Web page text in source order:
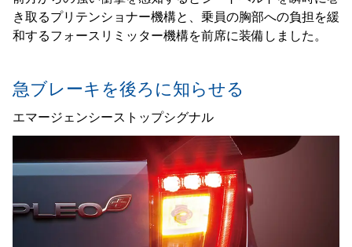
き取るプリテンショナー機構と、乗員の胸部への負担を緩
和するフォースリミッター機構を前席に装備しました。
急ブレーキを後ろに知らせる
エマージェンシーストップシグナル